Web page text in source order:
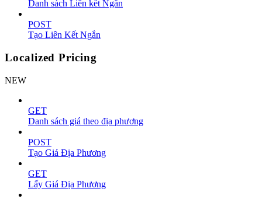
Danh sách Liên kết Ngắn
POST
Tạo Liên Kết Ngắn
Localized Pricing
NEW
GET
Danh sách giá theo địa phương
POST
Tạo Giá Địa Phương
GET
Lấy Giá Địa Phương